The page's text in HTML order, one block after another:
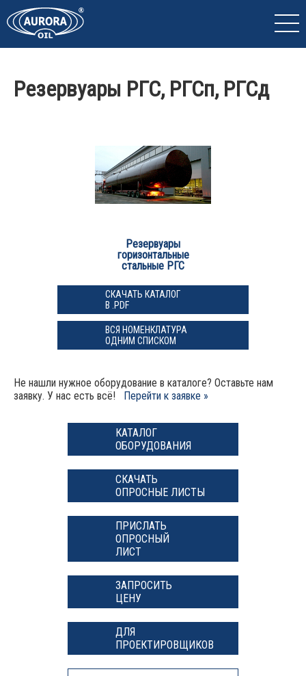
Резервуары РГС, РГСп, РГСд
Резервуары
горизонтальные
стальные РГС
СКАЧАТЬ КАТАЛОГ
В .PDF
ВСЯ НОМЕНКЛАТУРА
ОДНИМ СПИСКОМ
Не нашли нужное оборудование в каталоге? Оставьте нам
заявку. У нас есть всё! Перейти к заявке »
КАТАЛОГ
ОБОРУДОВАНИЯ
СКАЧАТЬ
ОПРОСНЫЕ ЛИСТЫ
ПРИСЛАТЬ
ОПРОСНЫЙ
ЛИСТ
ЗАПРОСИТЬ
ЦЕНУ
ДЛЯ
ПРОЕКТИРОВЩИКОВ